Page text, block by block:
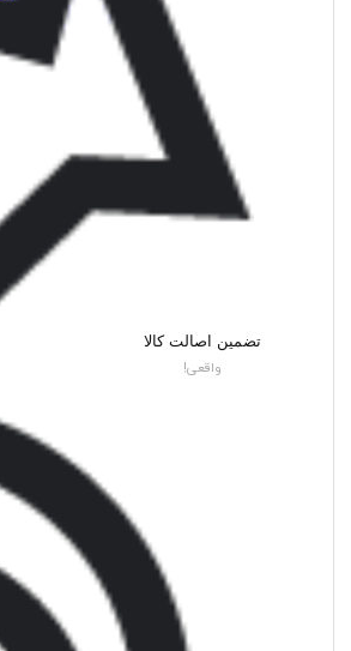
تضمین اصالت کالا
واقعی!